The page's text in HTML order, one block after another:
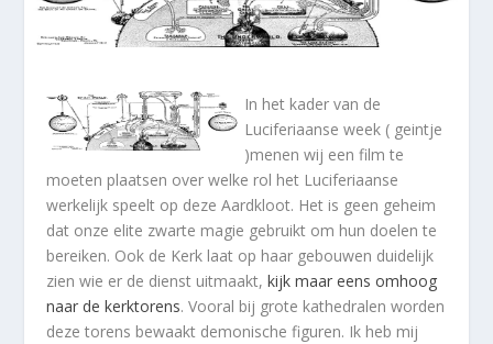
In het kader van de
Luciferiaanse week ( geintje
)menen wij een film te
moeten plaatsen over welke rol het Luciferiaanse
werkelijk speelt op deze Aardkloot. Het is geen geheim
dat onze elite zwarte magie gebruikt om hun doelen te
bereiken. Ook de Kerk laat op haar gebouwen duidelijk
zien wie er de dienst uitmaakt,kijk maar eens omhoog
naar de kerktorens. Vooral bij grote kathedralen worden
deze torens bewaakt demonische figuren. Ik heb mij